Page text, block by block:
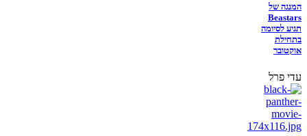
המנגה של
Beastars
תגיע לסיומה
בתחילת
אוקטובר
עדי פרל